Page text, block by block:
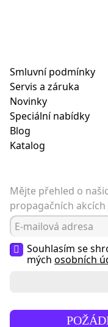
Smluvní podmínky
Servis a záruka
Novinky
Speciální nabídky
Blog
Katalog
Mějte přehled o
propagačních akcích
Souhlasím se
mých osobních